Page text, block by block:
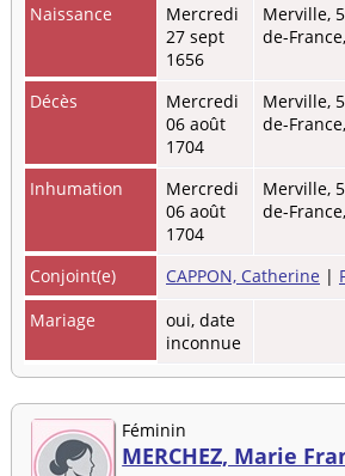
Naissance
Mercredi
27 sept
1656
Merville,
de-
Décès
Mercredi
06 août
1704
Merville,
de-
Inhumation
Mercredi
06 août
1704
Merville,
de-
Conjoint(e) CAPPON, Catherine |
Mariage
oui, date
inconnue
Féminin
MERCHEZ, Marie